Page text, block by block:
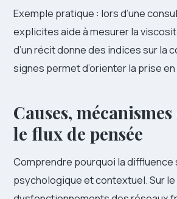
Exemple pratique : lors d’une
explicites aide à mesurer la
d’un récit donne des indices sur la
signes permet d’orienter la prise
Causes,
le flux de pensée
Comprendre pourquoi la diffluence
psychologique et contextuel. Sur